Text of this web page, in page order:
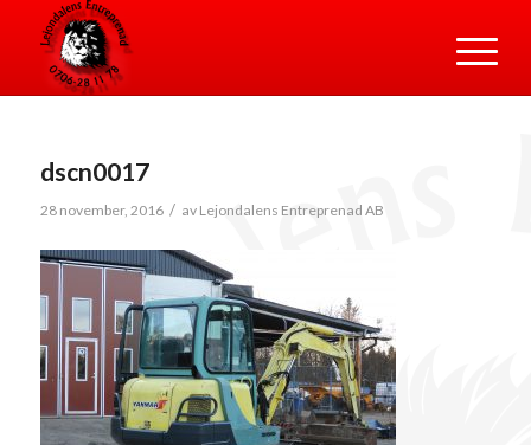
dscn0017
28 november, 2016 / av Lejondalens Entreprenad AB